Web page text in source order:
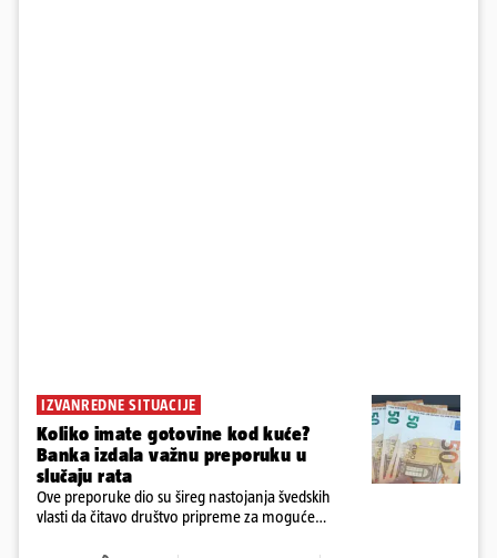
IZVANREDNE SITUACIJE
Koliko imate gotovine kod kuće?
Banka izdala važnu preporuku u
slučaju rata
Ove preporuke dio su šireg nastojanja švedskih
vlasti da čitavo društvo pripreme za moguće